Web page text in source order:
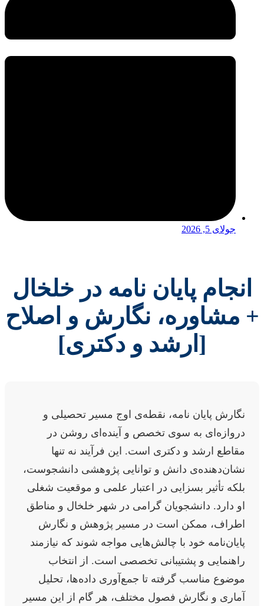
جولای 5, 2026
انجام پایان نامه در خلخال
+ مشاوره، نگارش و اصلاح
[ارشد و دکتری]
نگارش پایان نامه، نقطه‌ی اوج مسیر تحصیلی و
دروازه‌ای به سوی تخصص و آینده‌ای روشن در
مقاطع ارشد و دکتری است. این فرآیند نه تنها
نشان‌دهنده‌ی دانش و توانایی پژوهشی دانشجوست،
بلکه تأثیر بسزایی در اعتبار علمی و موقعیت شغلی
او دارد. دانشجویان گرامی در شهر خلخال و مناطق
اطراف، ممکن است در مسیر پژوهش و نگارش
پایان‌نامه خود با چالش‌هایی مواجه شوند که نیازمند
راهنمایی و پشتیبانی تخصصی است. از انتخاب
موضوع مناسب گرفته تا جمع‌آوری داده‌ها، تحلیل
آماری و نگارش فصول مختلف، هر گام از این مسیر